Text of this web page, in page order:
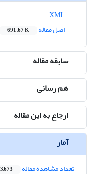
اصل مقاله
691.67 K
سابقه مقاله
هم رسانی
ارجاع به این مقاله
آمار
تعداد مشاهده مقاله 3,673